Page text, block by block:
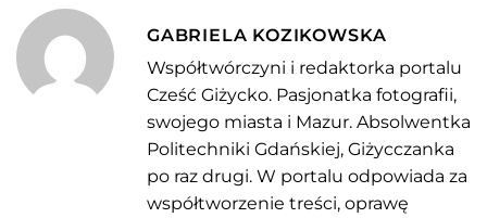
GABRIELA KOZIKOWSKA
Współtwórczyni i redaktorka portalu
Cześć Giżycko. Pasjonatka fotografii,
swojego miasta i Mazur. Absolwentka
Politechniki Gdańskiej, Giżycczanka
po raz drugi. W portalu odpowiada za
współtworzenie treści, oprawę